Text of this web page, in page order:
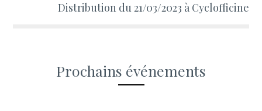
Distribution du 21/03/2023 à Cyclofficine
Prochains événements